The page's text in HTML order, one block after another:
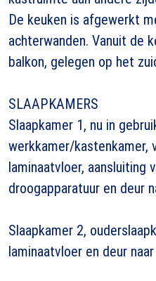
De keuken is afgewerkt
achterwanden. Vanuit de
balkon, gelegen op het
SLAAPKAMERS
Slaapkamer 1, nu in
werkkamer/kastenkamer,
laminaatvloer, aansluiting
droogapparatuur en deur
Slaapkamer 2,
laminaatvloer en deur